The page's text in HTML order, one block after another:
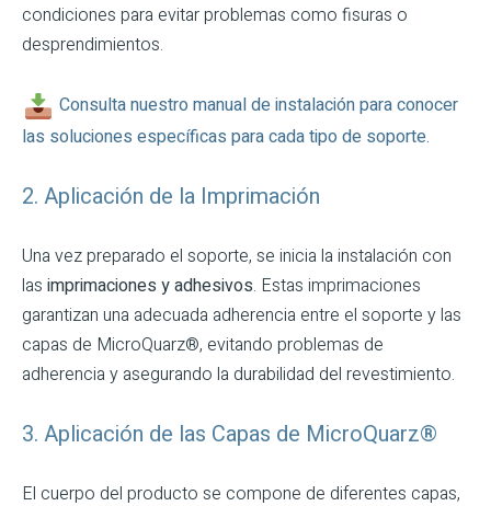
condiciones para evitar problemas como fisuras o
desprendimientos.
Consulta nuestro manual de instalación para conocer
las soluciones específicas para cada tipo de soporte.
2. Aplicación de la Imprimación
Una vez preparado el soporte, se inicia la instalación con
las imprimaciones y adhesivos. Estas imprimaciones
garantizan una adecuada adherencia entre el soporte y las
capas de MicroQuarz®, evitando problemas de
adherencia y asegurando la durabilidad del revestimiento.
3. Aplicación de las Capas de MicroQuarz®
El cuerpo del producto se compone de diferentes capas,